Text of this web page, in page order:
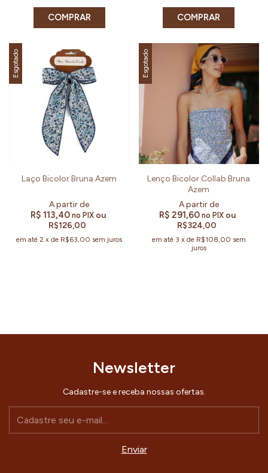
COMPRAR COMPRAR
Esgotado
Laço Bicolor Bruna Azem
R$ 113,40no PIX ou
R$126,00
em até2 xde R$63,00 sem juros
Esgotado
Lenço Bicolor Collab Bruna
Azem
R$ 291,60 no PIX ou
R$324,00
em até 3 x de R$108,00 sem
juros
Newsletter
Cadastre-se e receba nossas ofertas.